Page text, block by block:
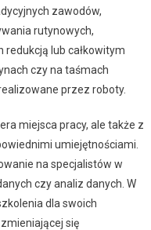
zawodów,
rutynowych,
lub całkowitym
czy na taśmach
przez roboty.
miejsca pracy, ale także z
umiejętnościami.
na specjalistów w
czy analiz danych. W
dla swoich
się